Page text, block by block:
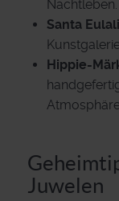
Nachtleben.
Santa
Hippie-
Juwelen